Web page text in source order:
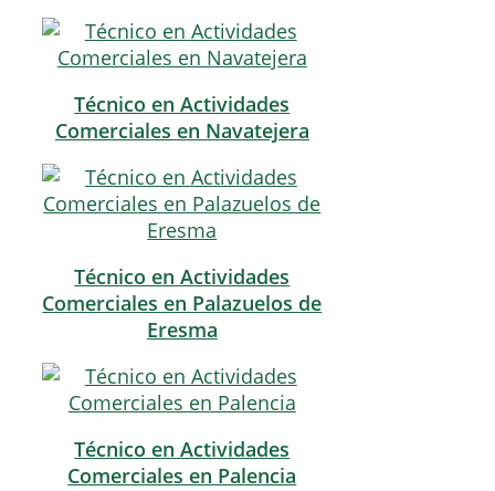
Técnico en Actividades
Comerciales en Navatejera
Técnico en Actividades
Comerciales en Palazuelos de
Eresma
Técnico en Actividades
Comerciales en Palencia